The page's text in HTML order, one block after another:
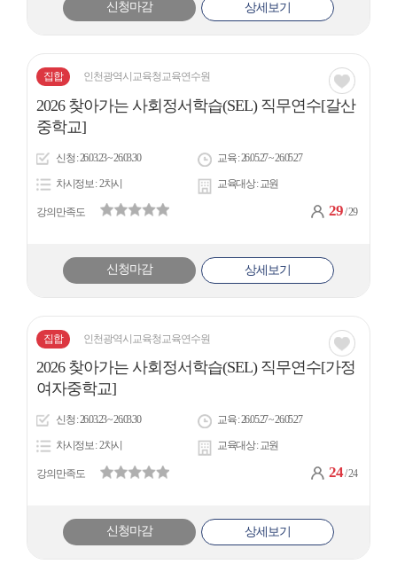
신청마감 상세보기
집합 인천광역시교육청교육연수원 관심
2026 찾아가는 사회정서학습(SEL) 직무연수[갈산
중학교]
신청 26.03.23 ~ 26.03.30 교육 26.05.27 ~ 26.05.27
차시정보 2차시 교육대상 교원
강의만족도 29/ 29
신청마감 상세보기
집합 인천광역시교육청교육연수원 관심
2026 찾아가는 사회정서학습(SEL) 직무연수[가정
여자중학교]
신청 26.03.23 ~ 26.03.30 교육 26.05.27 ~ 26.05.27
차시정보 2차시 교육대상 교원
강의만족도 24/ 24
신청마감 상세보기